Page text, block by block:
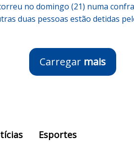
no domingo (21) numa
duas pessoas estão detidas
Carregar mais
Esportes